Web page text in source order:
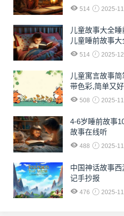
514 2025-
儿童故事大全
儿童睡前故事
514 2025-
儿童寓言故事
带色彩,简单又
508 2025-
4-6岁睡前故事
故事在线听
488 2025-
中国神话故事
记手抄报
476 2025-